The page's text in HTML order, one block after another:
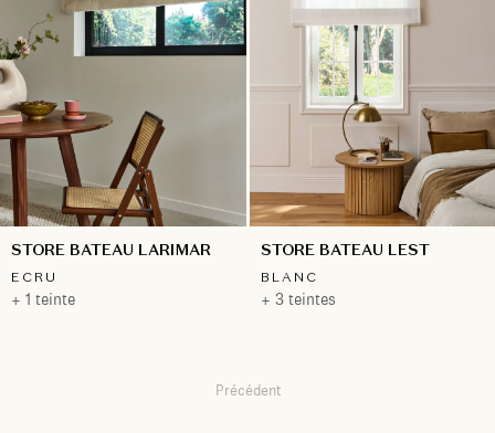
STORE BATEAU LARIMAR
ECRU
+ 1 teinte
STORE BATEAU LEST
BLANC
+ 3 teintes
Précédent